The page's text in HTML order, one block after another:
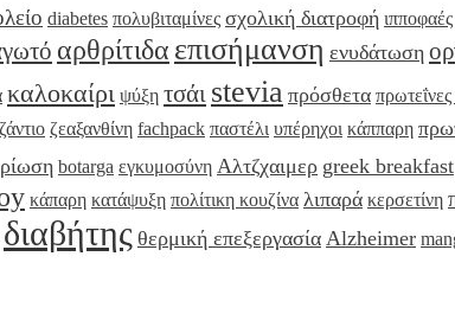
diabetes πολυβιταμίνες σχολική διατροφή ιπποφαές
αρθρίτιδα επισήμανση ενυδάτωση
καλοκαίρι ψύξη τσάι stevia πρόσθετα
ζεαξανθίνη fachpack παστέλι υπέρηχοι κάππαρη
botarga εγκυμοσύνη Αλτζχαιμερ greek breakfast
κάπαρη κατάψυξη πολίτικη κουζίνα λιπαρά κερσετίνη
διαβήτης θερμική επεξεργασία Alzheimer